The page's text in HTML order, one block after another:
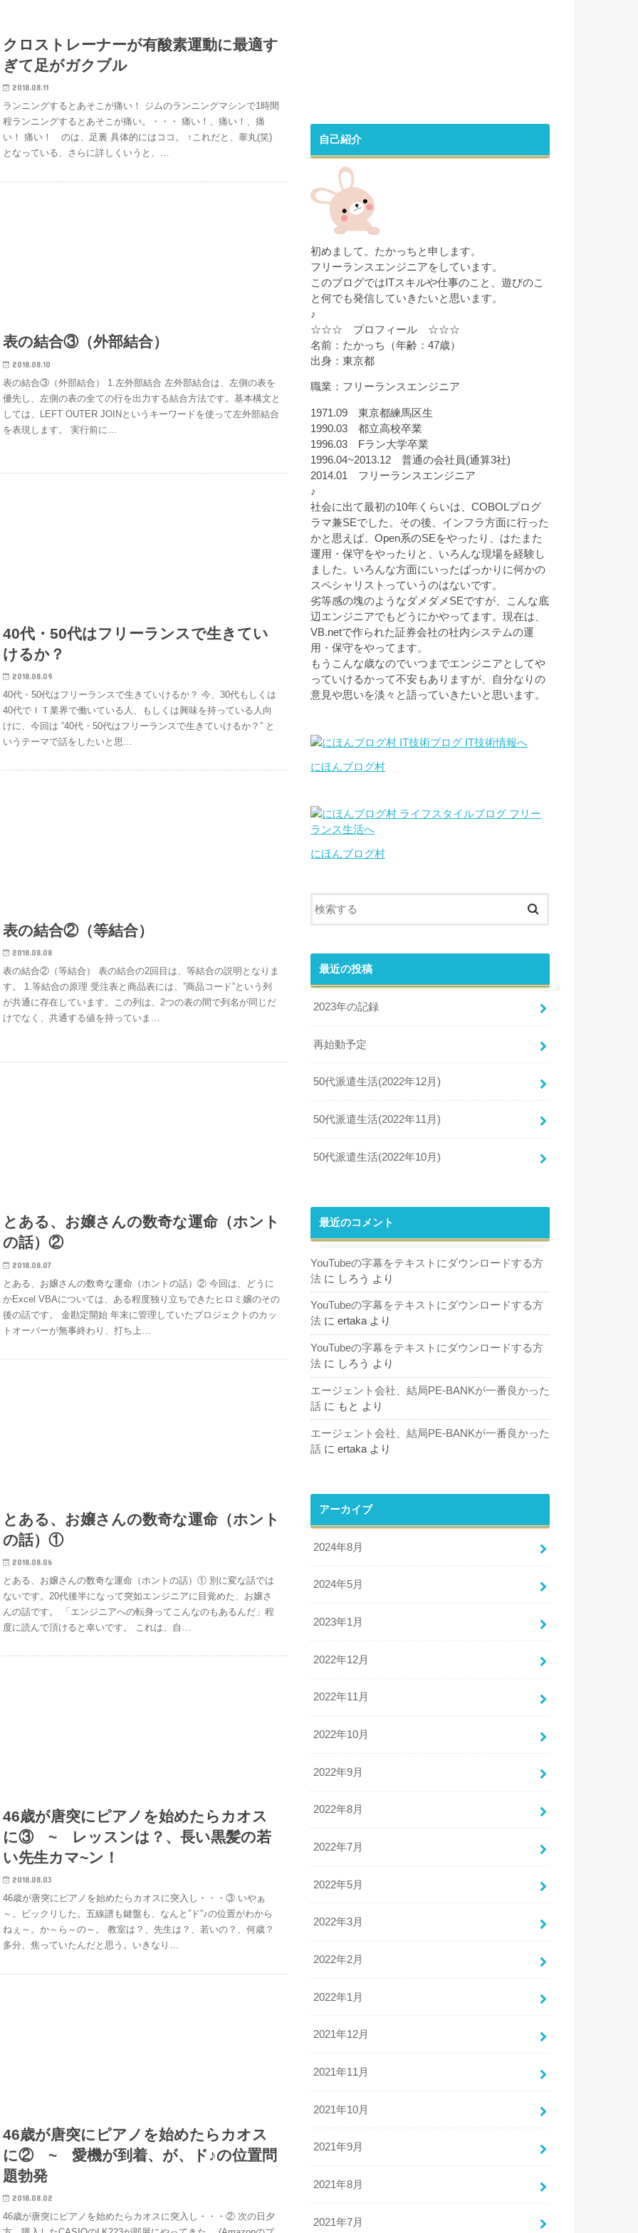
クロストレーナーが有酸素運動に最適す
ぎて足がガクブル
2018.08.11
ランニングするとあそこが痛い！ ジムのランニングマシンで1時間
程ランニングするとあそこが痛い。・・・ 痛い！、痛い！、痛
い！ 痛い！ のは、足裏 具体的にはココ。 ↑これだと、睾丸(笑)
となっている、さらに詳しくいうと、…
表の結合③（外部結合）
2018.08.10
表の結合③（外部結合） 1.左外部結合 左外部結合は、左側の表を
優先し、左側の表の全ての行を出力する結合方法です。基本構文と
しては、LEFT OUTER JOINというキーワードを使って左外部結合
を表現します。 実行前に…
40代・50代はフリーランスで生きてい
けるか？
2018.08.09
40代・50代はフリーランスで生きていけるか？ 今、30代もしくは
40代でＩＴ業界で働いている人、もしくは興味を持っている人向
けに、今回は ”40代・50代はフリーランスで生きていけるか？” と
いうテーマで話をしたいと思…
表の結合②（等結合）
2018.08.08
表の結合②（等結合） 表の結合の2回目は、等結合の説明となりま
す。 1.等結合の原理 受注表と商品表には、”商品コード”という列
が共通に存在しています。この列は、2つの表の間で列名が同じだ
けでなく、共通する値を持っていま…
とある、お嬢さんの数奇な運命（ホント
の話）②
2018.08.07
とある、お嬢さんの数奇な運命（ホントの話）② 今回は、どうに
かExcel VBAについては、ある程度独り立ちできたヒロミ嬢のその
後の話です。 金勘定開始 年末に管理していたプロジェクトのカッ
トオーバーが無事終わり、打ち上…
とある、お嬢さんの数奇な運命（ホント
の話）①
2018.08.06
とある、お嬢さんの数奇な運命（ホントの話）① 別に変な話では
ないです。20代後半になって突如エンジニアに目覚めた、お嬢さ
んの話です。 「エンジニアへの転身ってこんなのもあるんだ」程
度に読んで頂けると幸いです。 これは、自…
46歳が唐突にピアノを始めたらカオス
に③ ~ レッスンは？、長い黒髪の若
い先生カマ~ン！
2018.08.03
46歳が唐突にピアノを始めたらカオスに突入し・・・③ いやぁ
～。ビックリした。五線譜も鍵盤も、なんと”ド”♪の位置がわから
ねぇ～。か～ら～の～。 教室は？、先生は？、若いの？、何歳？
多分、焦っていたんだと思う。いきなり…
46歳が唐突にピアノを始めたらカオス
に② ~ 愛機が到着、が、ド♪の位置問
題勃発
2018.08.02
46歳が唐突にピアノを始めたらカオスに突入し・・・② 次の日夕
自己紹介
初めまして。たかっちと申します。
フリーランスエンジニアをしています。
このブログではITスキルや仕事のこと、遊びのこ
と何でも発信していきたいと思います。
♪
☆☆☆ プロフィール ☆☆☆
名前：たかっち（年齢：47歳）
出身：東京都
職業：フリーランスエンジニア
1971.09 東京都練馬区生
1990.03 都立高校卒業
1996.03 Fラン大学卒業
1996.04~2013.12 普通の会社員(通算3社)
2014.01 フリーランスエンジニア
♪
社会に出て最初の10年くらいは、COBOLプログ
ラマ兼SEでした。その後、インフラ方面に行った
かと思えば、Open系のSEをやったり、はたまた
運用・保守をやったりと、いろんな現場を経験し
ました。いろんな方面にいったばっかりに何かの
スペシャリストっていうのはないです。
劣等感の塊のようなダメダメSEですが、こんな底
辺エンジニアでもどうにかやってます。現在は、
VB.netで作られた証券会社の社内システムの運
用・保守をやってます。
もうこんな歳なのでいつまでエンジニアとしてや
っていけるかって不安もありますが、自分なりの
意見や思いを淡々と語っていきたいと思います。
にほんブログ村
にほんブログ村
最近の投稿
2023年の記録
再始動予定
50代派遣生活(2022年12月)
50代派遣生活(2022年11月)
50代派遣生活(2022年10月)
最近のコメント
YouTubeの字幕をテキストにダウンロードする方
法 に しろう より
YouTubeの字幕をテキストにダウンロードする方
法 に ertakaより
YouTubeの字幕をテキストにダウンロードする方
法 に しろう より
エージェント会社、結局PE-BANKが一番良かった
話 に もと より
エージェント会社、結局PE-BANKが一番良かった
話 に ertaka より
アーカイブ
2024年8月
2024年5月
2023年1月
2022年12月
2022年11月
2022年10月
2022年9月
2022年8月
2022年7月
2022年5月
2022年3月
2022年2月
2022年1月
2021年12月
2021年11月
2021年10月
2021年9月
2021年8月
2021年7月